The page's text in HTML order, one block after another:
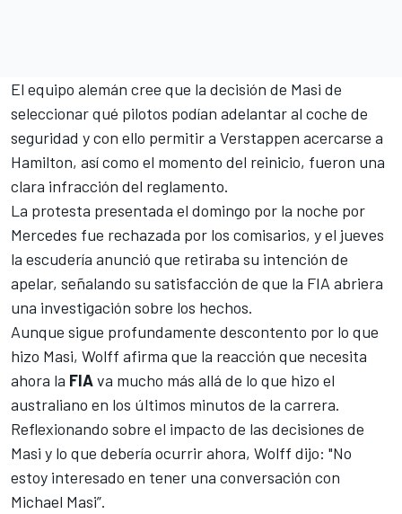
El equipo alemán cree que la decisión de Masi de
seleccionar qué pilotos podían adelantar al coche de
seguridad y con ello permitir a Verstappen acercarse a
Hamilton, así como el momento del reinicio, fueron una
clara infracción del reglamento.
La protesta presentada el domingo por la noche por
Mercedes fue rechazada por los comisarios, y el jueves
la escudería anunció que retiraba su intención de
apelar, señalando su satisfacción de que la FIA abriera
una investigación sobre los hechos.
Aunque sigue profundamente descontento por lo que
hizo Masi, Wolff afirma que la reacción que necesita
ahora la FIAva mucho más allá de lo que hizo el
australiano en los últimos minutos de la carrera.
Reflexionando sobre el impacto de las decisiones de
Masi y lo que debería ocurrir ahora, Wolff dijo: "No
estoy interesado en tener una conversación con
Michael Masi”.